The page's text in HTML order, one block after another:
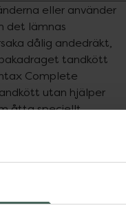
eller använder
det lämnas
dålig andedräkt,
tandkött
Complete
utan hjälper
åtta speciellt